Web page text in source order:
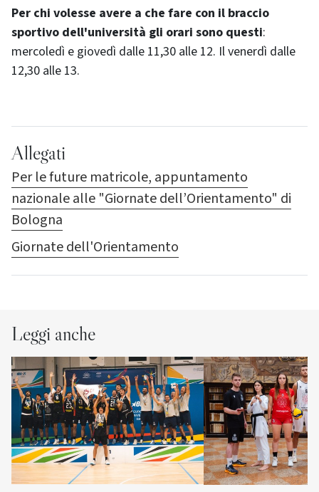
Per chi volesse avere a che fare con il braccio
sportivo dell'università gli orari sono questi:
mercoledì e giovedì dalle 11,30 alle 12. Il venerdì dalle
12,30 alle 13.
Allegati
Per le future matricole, appuntamento
nazionale alle "Giornate dell’Orientamento" di
Bologna
Giornate dell'Orientamento
Leggi anche